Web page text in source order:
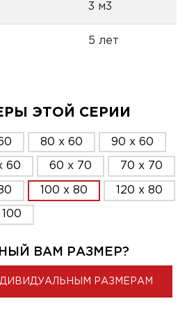
3 м3
5 лет
ЭТОЙ СЕРИИ
80 x 60 90 x 60
60 60 x 70 70 x 70
100 x 80 120 x 80
100
ВАМ РАЗМЕР?
РАЗМЕРАМ